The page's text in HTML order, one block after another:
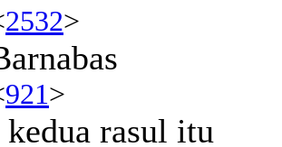
2532>
921>
kedua rasul itu